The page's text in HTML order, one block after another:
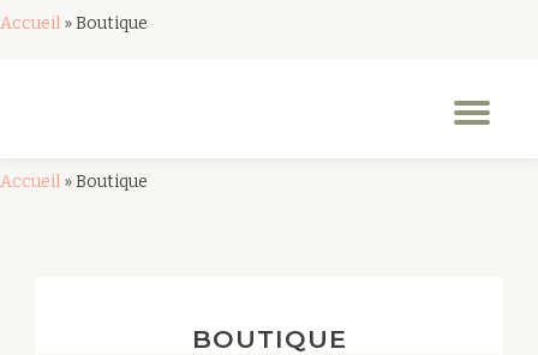
Accueil »Boutique
Accueil »Boutique
BOUTIQUE